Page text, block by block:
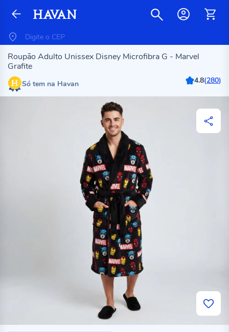
Roupão Adulto Unissex Disney Microfibra G - Marvel
Grafite
Só tem na Havan 4.8(280)